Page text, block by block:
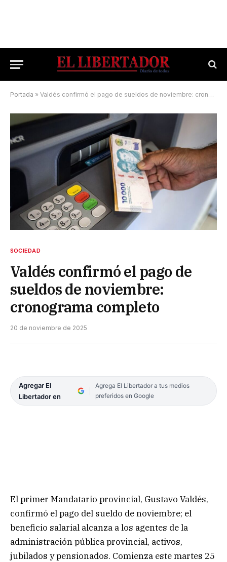
Portada » Valdés confirmó el pago de sueldos de noviembre: cronograma completo
SOCIEDAD
Valdés confirmó el pago de
sueldos de noviembre:
cronograma completo
20 de noviembre de 2025
Agregar El
Libertador en
Agrega El Libertador a tus medios
preferidos en Google
El primer Mandatario provincial, Gustavo Valdés,
confirmó el pago del sueldo de noviembre; el
beneficio salarial alcanza a los agentes de la
administración pública provincial, activos,
jubilados y pensionados. Comienza este martes 25